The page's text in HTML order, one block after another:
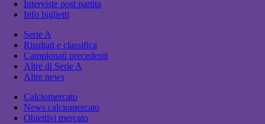
Interviste post partita
Info biglietti
Serie A
Risultati e classifica
Campionati precedenti
Altre di Serie A
Altre news
Calciomercato
News calciomercato
Obiettivi mercato